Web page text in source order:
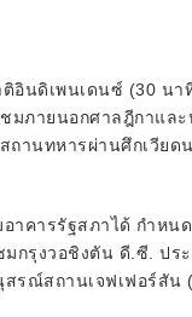
อินดิเพนเดนซ์ (30 น
มภายนอกศาลฎีกาแล
นทหารผ่านศึกเวียด
คารรัฐสภาได้ กำหน
กรุงวอชิงตัน ดี.ซี. ป
สรณ์สถานเจฟเฟอร์สั